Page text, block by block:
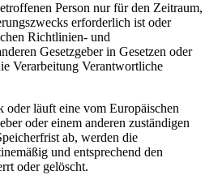
Person nur für den Zeitraum,
erforderlich ist oder
Richtlinien- und
Gesetzgeber in Gesetzen oder
Verarbeitung Verantwortliche
oder läuft eine vom Europäischen
oder einem anderen zuständigen
ab, werden die
und entsprechend den
oder gelöscht.